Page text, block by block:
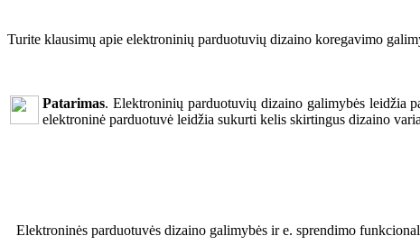
Turite klausimų apie elektroninių parduotuvių dizaino koregavimo
Patarimas. Elektroninių parduotuvių dizaino galimybės leidžia
elektroninė parduotuvė leidžia sukurti kelis skirtingus dizaino
Elektroninės parduotuvės dizaino galimybės ir e. sprendimo